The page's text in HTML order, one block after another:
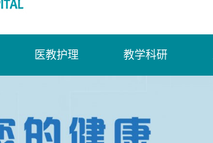
医教护理 教学科研